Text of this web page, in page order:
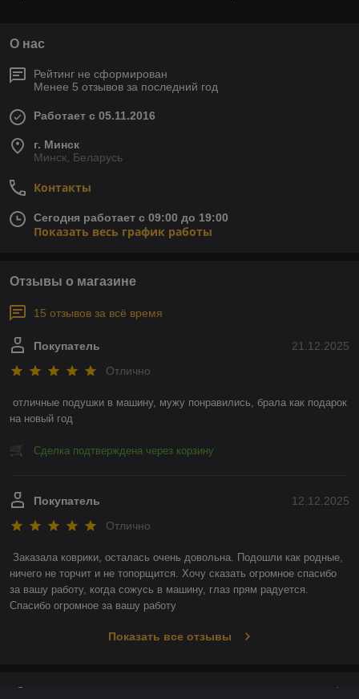
О нас
Рейтинг не сформирован
Менее 5 отзывов за последний год
Работает с 05.11.2016
г. Минск
Минск, Беларусь
Контакты
Сегодня работает с 09:00 до 19:00
Показать весь график работы
Отзывы о магазине
15 отзывов за всё время
21.12.2025
Покупатель
Отлично
отличные подушки в машину, мужу понравились, брала как подарок
на новый год
Сделка подтверждена через корзину
12.12.2025
Покупатель
Отлично
Заказала коврики, осталась очень довольна. Подошли как родные,
ничего не торчит и не топорщится. Хочу сказать огромное спасибо
за вашу работу, когда сожусь в машину, глаз прям радуется.
Спасибо огромное за вашу работу
Показать все отзывы
О нас